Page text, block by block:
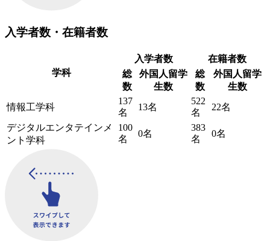
入学者数・在籍者数
学科
入学者数
在籍者数
総
数
外国人留学
生数
総
数
外国人留学
生数
情報工学科
137
名
13名
522
名
22名
デジタルエンタテインメ
ント学科
100
名
0名
383
名
0名